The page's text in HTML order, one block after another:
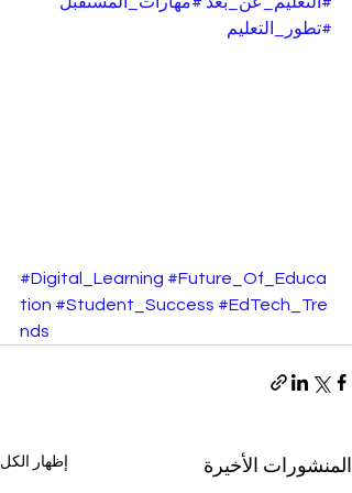
#تطور_التعليم
#Digital_Learning #Future_Of_Educa
tion #Student_Success #EdTech_Tre
nds
المنشورات الأخيرة إظهار الكل